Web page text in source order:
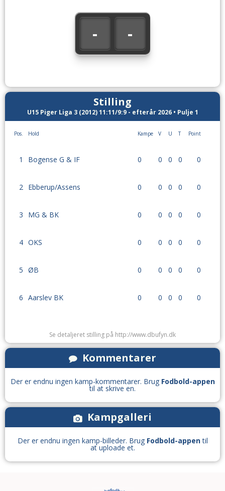
- -
Stilling
U15 Piger Liga 3 (2012) 11:11/9:9 - efterår 2026 • Pulje 1
Pos. Hold Kampe V U T Point
1 Bogense G & IF 0 0 0 0 0
2 Ebberup/Assens 0 0 0 0 0
3 MG & BK 0 0 0 0 0
4 OKS 0 0 0 0 0
5 ØB 0 0 0 0 0
6 Aarslev BK 0 0 0 0 0
Se detaljeret stilling på http://www.dbufyn.dk
Kommentarer
Der er endnu ingen kamp-kommentarer. Brug Fodbold-appen
til at skrive en.
Kampgalleri
Der er endnu ingen kamp-billeder. Brug Fodbold-appentil
at uploade et.